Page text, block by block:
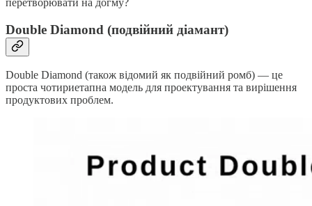
перетворювати на догму?
Double Diamond (подвійний діамант)
Double Diamond (також відомий як подвійний ромб) — це
проста чотириетапна модель для проектування та вирішення
продуктових проблем.